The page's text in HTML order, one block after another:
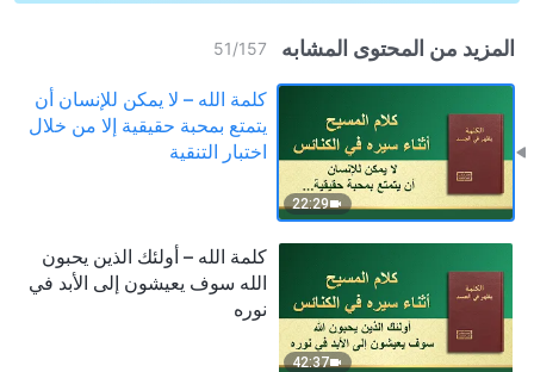
المزيد من المحتوى المشابه 51/157
22:29
كلمة الله – لا يمكن للإنسان أن
يتمتع بمحبة حقيقية إلا من خلال
اختبار التنقية
42:37
كلمة الله – أولئك الذين يحبون
الله سوف يعيشون إلى الأبد في
نوره